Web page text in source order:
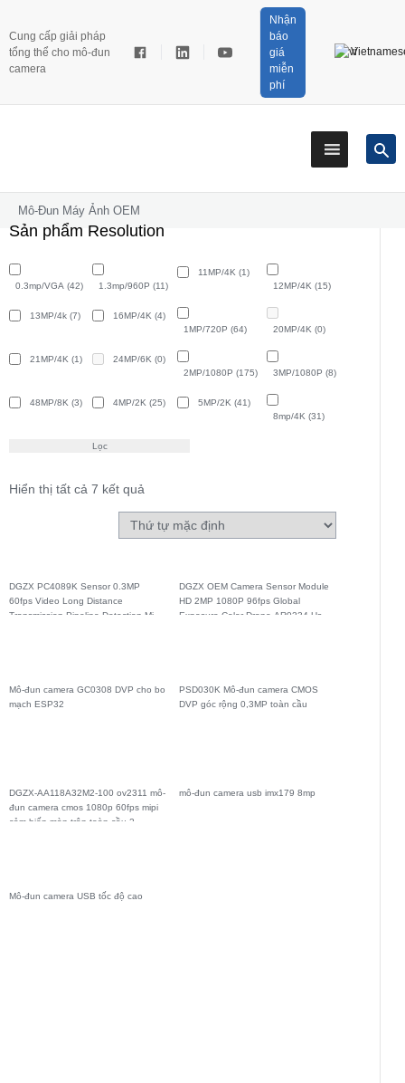
Cung cấp giải pháp
tổng thể cho mô-đun
camera
Nhận
báo
giá
miễn
phí
Mô-Đun Máy Ảnh OEM
Sản phẩm Resolution
0.3mp/VGA (42) 1.3mp/960P (11)
11MP/4K (1)
12MP/4K (15)
13MP/4k (7) 16MP/4K (4)
1MP/720P (64) 20MP/4K (0)
21MP/4K (1) 24MP/6K (0)
2MP/1080P (175) 3MP/1080P (8)
48MP/8K (3) 4MP/2K (25) 5MP/2K (41)
8mp/4K (31)
Lọc
Hiển thị tất cả 7 kết quả
DGZX PC4089K Sensor 0.3MP
60fps Video Long Distance
Transmission Pipeline Detection Mini
DGZX OEM Camera Sensor Module
HD 2MP 1080P 96fps Global
Exposure Color Drone AR0234 Usb
Mô-đun camera GC0308 DVP cho bo
mạch ESP32
PSD030K Mô-đun camera CMOS
DVP góc rộng 0,3MP toàn cầu
DGZX-AA118A32M2-100 ov2311 mô-
đun camera cmos 1080p 60fps mipi
cảm biến màn trập toàn cầu 2
mô-đun camera usb imx179 8mp
Mô-đun camera USB tốc độ cao